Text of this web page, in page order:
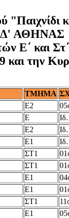
ΑΘΗΝΑΣ
Ε΄ και Στ΄
και την
ΤΜΗΜΑ
Ε2
Ε
Ε2
Ε1
ΣΤ1
ΣΤ1
Ε1
Ε1
ΣΤ1
Ε1